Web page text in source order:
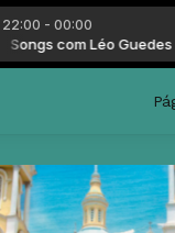
22:00 - 00:00
Love Songs com Léo